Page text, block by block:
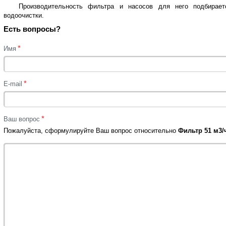
Производительность фильтра и насосов для него
водоочистки.
Есть вопросы?
Имя *
E-mail *
Ваш вопрос *
Пожалуйста, сформулируйте Ваш вопрос относительно Фильтр 51 м3/